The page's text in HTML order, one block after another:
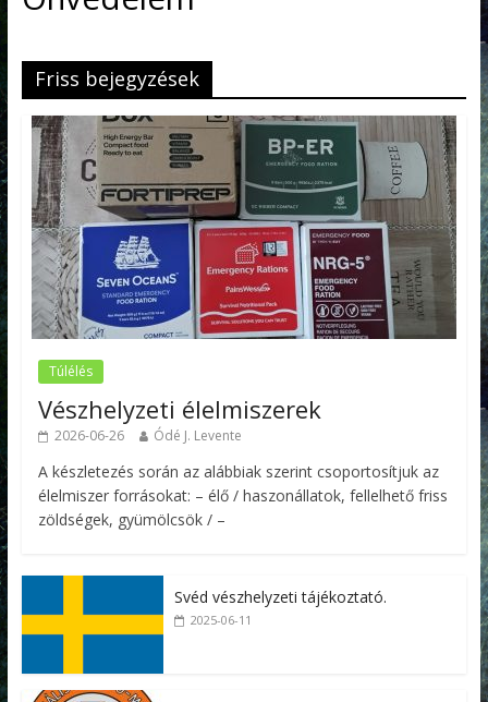
Friss bejegyzések
Túlélés
Vészhelyzeti élelmiszerek
2026-06-26 Ódé J. Levente
A készletezés során az alábbiak szerint csoportosítjuk az
élelmiszer forrásokat: – élő / haszonállatok, fellelhető friss
zöldségek, gyümölcsök / –
Svéd vészhelyzeti tájékoztató.
2025-06-11